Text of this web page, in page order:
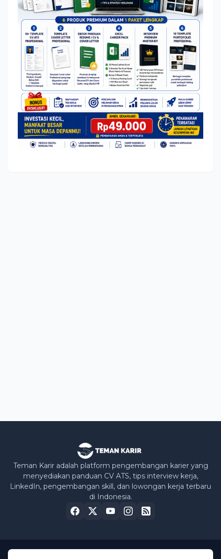
Teman Karir adalah platform pengembangan karier yang
menyediakan panduan CV ATS, tips interview kerja,
LinkedIn, pengembangan skill, dan lowongan kerja terbaru
di Indonesia.